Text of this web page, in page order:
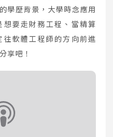
學歷背景，大學時念應用
要走財務工程、當精算
軟體工程師的方向前進
享吧！